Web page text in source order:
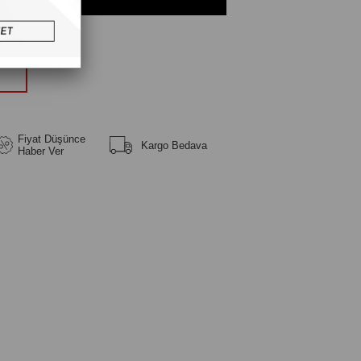
Fiyat Düşünce
Haber Ver
Kargo Bedava